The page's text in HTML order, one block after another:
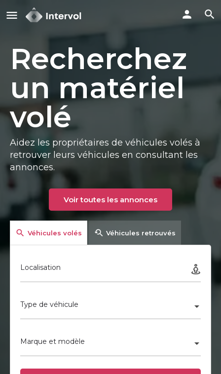
Recherchez
un matériel
volé
Aidez les propriétaires de véhicules volés à
retrouver leurs véhicules en consultant les
annonces.
Voir toutes les annonces
Véhicules volés Véhicules retrouvés
Localisation
Type de véhicule
Marque et modèle